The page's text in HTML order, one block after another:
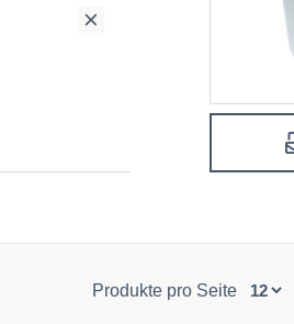
Produkte pro Seite